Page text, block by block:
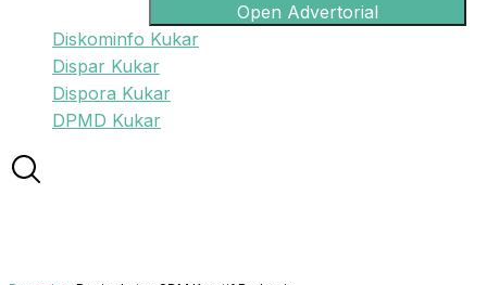
Open Advertorial
Diskominfo Kukar
Dispar Kukar
Dispora Kukar
DPMD Kukar